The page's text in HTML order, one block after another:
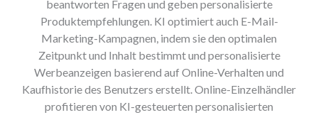
beantworten Fragen und geben personalisierte
Produktempfehlungen. KI optimiert auch E-Mail-
Marketing-Kampagnen, indem sie den optimalen
Zeitpunkt und Inhalt bestimmt und personalisierte
Werbeanzeigen basierend auf Online-Verhalten und
Kaufhistorie des Benutzers erstellt. Online-Einzelhändler
profitieren von KI-gesteuerten personalisierten